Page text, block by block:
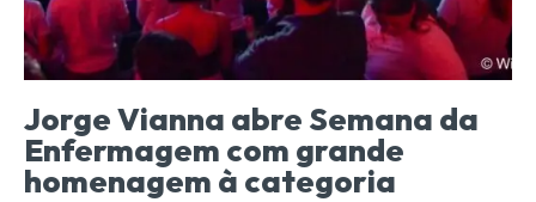
Jorge Vianna abre Semana da
Enfermagem com grande
homenagem à categoria